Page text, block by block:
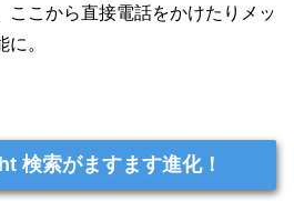
ここから直接電話をかけたりメッ
。
検索がますます進化！